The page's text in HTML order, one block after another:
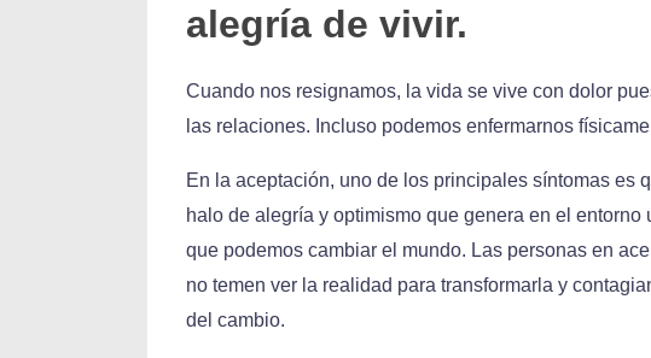
alegría de vivir.
Cuando nos resignamos, la vida se vive con dolor
las relaciones. Incluso podemos enfermarnos
En la aceptación, uno de los principales síntomas es
halo de alegría y optimismo que genera en el
que podemos cambiar el mundo. Las personas en
no temen ver la realidad para transformarla y
del cambio.